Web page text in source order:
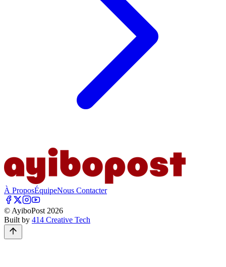
À ProposÉquipeNous Contacter
© AyiboPost 2026
Built by 414 Creative Tech